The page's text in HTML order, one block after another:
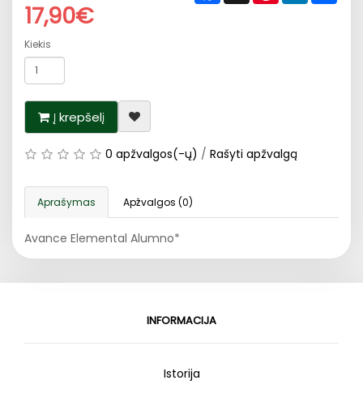
17,90€
Kiekis
Į krepšelį
0 apžvalgos(-ų) / Rašyti apžvalgą
Aprašymas Apžvalgos (0)
Avance Elemental Alumno*
INFORMACIJA
Istorija